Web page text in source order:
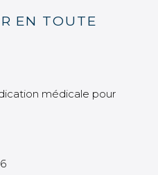
EN TOUTE
médicale pour